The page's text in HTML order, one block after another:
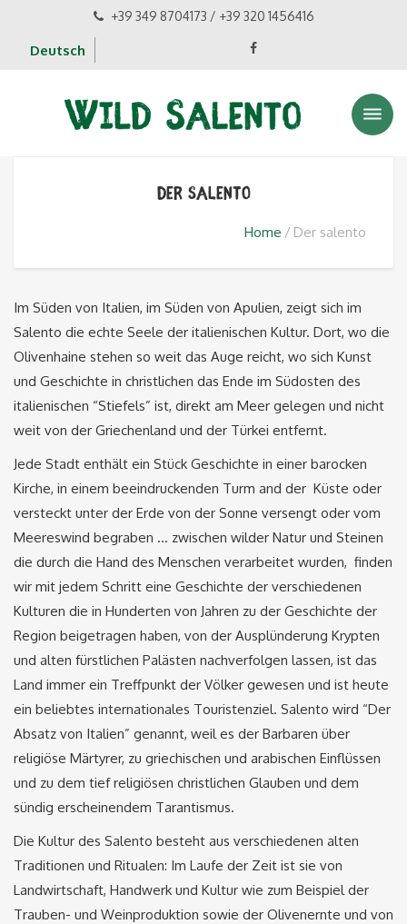
+39 349 8704173 / +39 320 1456416
Deutsch
Der salento
Home Der salento
Im Süden von Italien, im Süden von Apulien, zeigt sich im
Salento die echte Seele der italienischen Kultur. Dort, wo die
Olivenhaine stehen so weit das Auge reicht, wo sich Kunst
und Geschichte in christlichen das Ende im Südosten des
italienischen “Stiefels” ist, direkt am Meer gelegen und nicht
weit von der Griechenland und der Türkei entfernt.
Jede Stadt enthält ein Stück Geschichte in einer barocken
Kirche, in einem beeindruckenden Turm and der Küste oder
versteckt unter der Erde von der Sonne versengt oder vom
Meereswind begraben … zwischen wilder Natur und Steinen
die ​​durch die Hand des Menschen verarbeitet wurden, finden
wir mit jedem Schritt eine Geschichte der verschiedenen
Kulturen die in Hunderten von Jahren zu der Geschichte der
Region beigetragen haben, von der Ausplünderung Krypten
und alten fürstlichen Palästen nachverfolgen lassen, ist das
Land immer ein Treffpunkt der Völker gewesen und ist heute
ein beliebtes internationales Touristenziel. Salento wird “Der
Absatz von Italien” genannt, weil es der Barbaren über
religiöse Märtyrer, zu griechischen und arabischen Einflüssen
und zu dem tief religiösen christlichen Glauben und dem
sündig erscheinendem Tarantismus.
Die Kultur des Salento besteht aus verschiedenen alten
Traditionen und Ritualen: Im Laufe der Zeit ist sie von
Landwirtschaft, Handwerk und Kultur wie zum Beispiel der
Trauben- und Weinproduktion sowie der Olivenernte und von